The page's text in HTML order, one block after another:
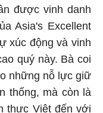
được vinh danh
Asia's Excellent
xúc động và vinh
quý này. Bà coi
những nỗ lực giữ
thống, mà còn là
thực Việt đến với